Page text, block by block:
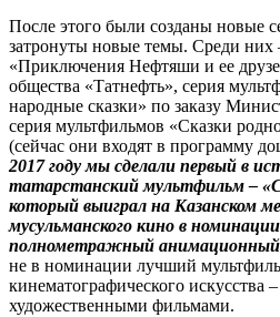
После этого были созданы новые
затронуты новые темы. Среди
«Приключения Нефтяши и ее
общества «Татнефть», серия
народные сказки» по заказу
серия мультфильмов «Сказки
(сейчас они входят в программу
2017 году мы сделали первый в
татарстанский мультфильм –
который выиграл на Казанском
мусульманского кино в
полнометражный
не в номинации лучший
кинематографического искусства
художественными фильмами.